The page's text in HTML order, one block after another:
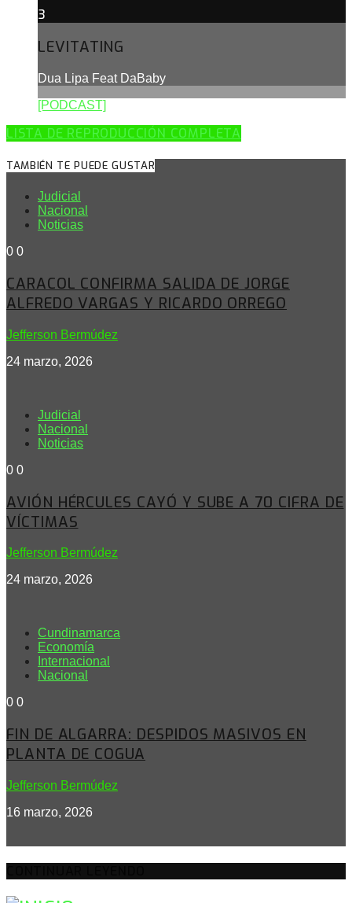
3
LEVITATING
Dua Lipa Feat DaBaby
[PODCAST]
LISTA DE REPRODUCCIÓN COMPLETA
TAMBIÉN TE PUEDE GUSTAR
Judicial
Nacional
Noticias
0 0
CARACOL CONFIRMA SALIDA DE JORGE
ALFREDO VARGAS Y RICARDO ORREGO
Jefferson Bermúdez
24 marzo, 2026
Judicial
Nacional
Noticias
0 0
AVIÓN HÉRCULES CAYÓ Y SUBE A 70 CIFRA DE
VÍCTIMAS
Jefferson Bermúdez
24 marzo, 2026
Cundinamarca
Economía
Internacional
Nacional
0 0
FIN DE ALGARRA: DESPIDOS MASIVOS EN
PLANTA DE COGUA
Jefferson Bermúdez
16 marzo, 2026